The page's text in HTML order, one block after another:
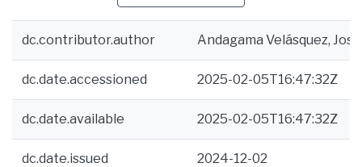
dc.contributor.author Andagama Velásquez,
dc.date.accessioned 2025-02-05T16:47:32Z
dc.date.available 2025-02-05T16:47:32Z
dc.date.issued 2024-12-02